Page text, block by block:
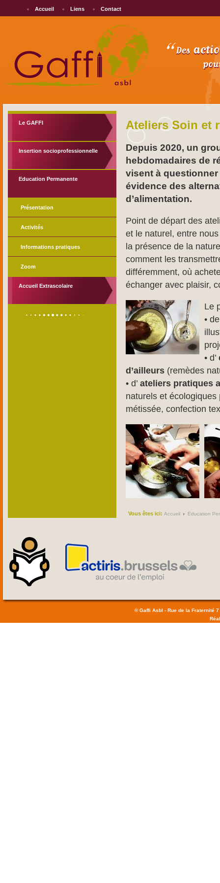
Accueil Liens Contact
Le GAFFI
Insertion socioprofessionnelle
Education Permanente
Présentation
Activités
Informations pratiques
Zoom
Accueil Extrascolaire
Ateliers Soin et
Depuis 2020, un
hebdomadaires de
visent à
évidence des
d’alimentation.
Point de départ des
et le naturel, entre
la présence de la
comment les
différemment, où
échanger avec plaisir,
Le
•
• d’
d’ailleurs (remèdes
• d’ ateliers pratiques
naturels et écologiques
métissée, confection
Vous êtes ici: Accueil Education
© Gaffi Asbl - Rue de la Fraternité